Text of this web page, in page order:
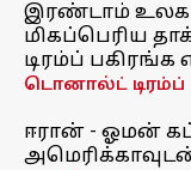
இரண்டாம்
மிகப்பெரிய
டிரம்ப் பகிரங்க
டொனால்ட் டிரம்ப்
ஈரான் - ஓமன்